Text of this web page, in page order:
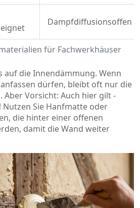
für Fachwerkhäuser
Dampfdiffusionsoffen
auf die Innendämmung. Wenn
anfassen dürfen, bleibt oft nur die
Aber Vorsicht: Auch hier gilt -
Sie Hanfmatte oder
die hinter einer offenen
damit die Wand weiter